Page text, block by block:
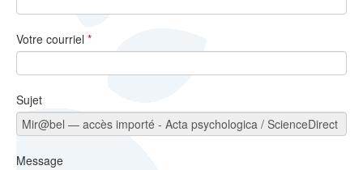
Votre courriel *
Sujet
Message